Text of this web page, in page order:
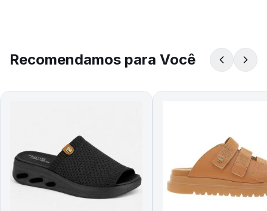
Recomendamos para Você